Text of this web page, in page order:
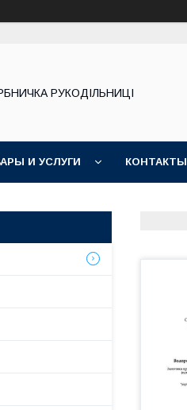
РУКОДІЛЬНИЦІ
И УСЛУГИ КОНТАКТЫ